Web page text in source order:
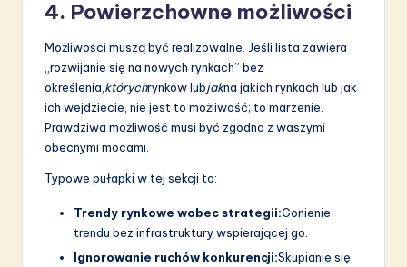
4. Powierzchowne możliwości
Możliwości muszą być realizowalne. Jeśli lista zawiera
„rozwijanie się na nowych rynkach” bez
określenia, którychrynków lubjakna jakich rynkach lub jak
ich wejdziecie, nie jest to możliwość; to marzenie.
Prawdziwa możliwość musi być zgodna z waszymi
obecnymi mocami.
Typowe pułapki w tej sekcji to:
Trendy rynkowe wobec strategii:Gonienie
trendu bez infrastruktury wspierającej go.
Ignorowanie ruchów konkurencji:Skupianie się